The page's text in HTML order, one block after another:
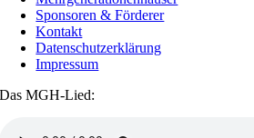
Sponsoren & Förderer
Kontakt
Datenschutzerklärung
Impressum
Das MGH-Lied: